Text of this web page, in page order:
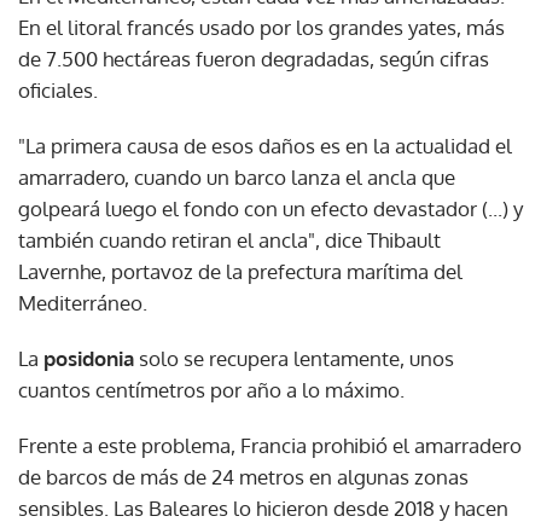
En el litoral francés usado por los grandes yates, más
de 7.500 hectáreas fueron degradadas, según cifras
oficiales.
"La primera causa de esos daños es en la actualidad el
amarradero, cuando un barco lanza el ancla que
golpeará luego el fondo con un efecto devastador (...) y
también cuando retiran el ancla", dice Thibault
Lavernhe, portavoz de la prefectura marítima del
Mediterráneo.
La posidonia solo se recupera lentamente, unos
cuantos centímetros por año a lo máximo.
Frente a este problema, Francia prohibió el amarradero
de barcos de más de 24 metros en algunas zonas
sensibles. Las Baleares lo hicieron desde 2018 y hacen